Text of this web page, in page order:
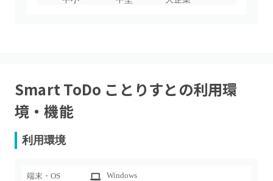
Smart ToDo ことりすとの利用環
境・機能
利用環境
端末・OS Windows